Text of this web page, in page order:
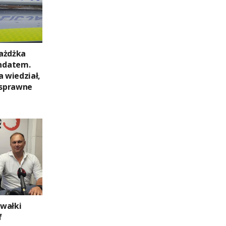
wiedział,